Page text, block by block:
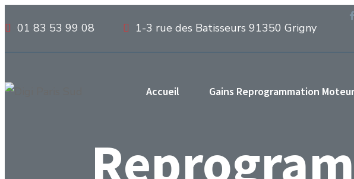
01 83 53 99 08 1-3 rue des Batisseurs 91350 Grigny
Accueil Gains Reprogrammation Moteur